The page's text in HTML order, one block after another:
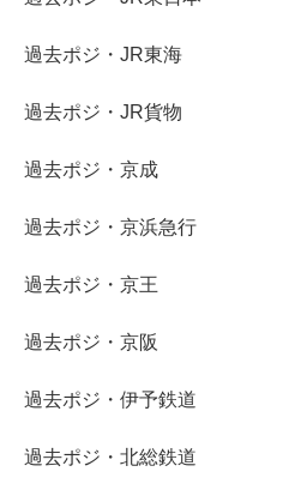
過去ポジ・JR東海
過去ポジ・JR貨物
過去ポジ・京成
過去ポジ・京浜急行
過去ポジ・京王
過去ポジ・京阪
過去ポジ・伊予鉄道
過去ポジ・北総鉄道